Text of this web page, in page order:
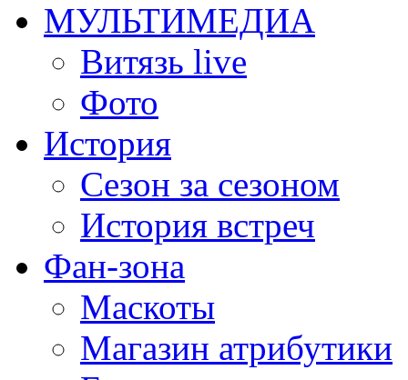
МУЛЬТИМЕДИА
Витязь live
Фото
История
Сезон за сезоном
История встреч
Фан-зона
Маскоты
Магазин атрибутики